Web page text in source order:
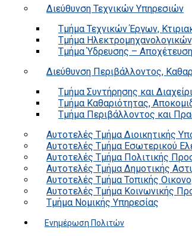
Διεύθυνση Τεχνικών Υπηρεσιών
Τμήμα Τεχνικών Έργων,
Τμήμα
Τμήμα Ύδρευσης –
Διεύθυνση Περιβάλλοντος,
Τμήμα Συντήρησης και
Τμήμα Καθαριότητας,
Τμήμα Περιβάλλοντος και
Αυτοτελές Τμήμα Διοικητικής
Αυτοτελές Τμήμα Εσωτερικού
Αυτοτελές Τμήμα Πολιτικής
Αυτοτελές Τμήμα Δημοτικής
Αυτοτελές Τμήμα Τοπικής
Αυτοτελές Τμήμα Κοινωνικής
Τμήμα Νομικής Υπηρεσίας
Ενημέρωση Πολιτών